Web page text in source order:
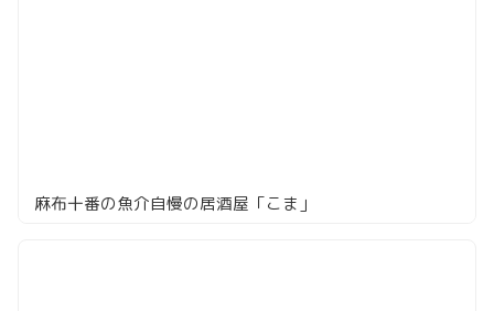
麻布十番の魚介自慢の居酒屋「こま」